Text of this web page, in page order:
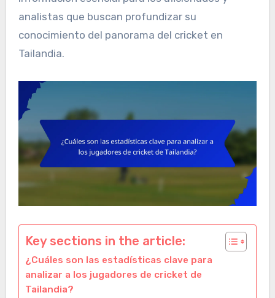
analistas que buscan profundizar su
conocimiento del panorama del cricket en
Tailandia.
Key sections in the article:
¿Cuáles son las estadísticas clave para
analizar a los jugadores de cricket de
Tailandia?